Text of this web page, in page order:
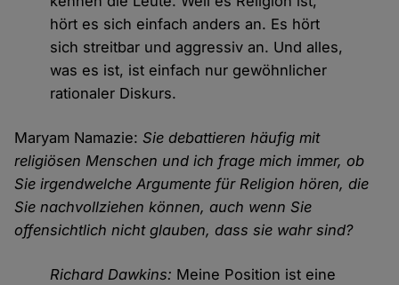
hört es sich einfach anders an. Es hört
sich streitbar und aggressiv an. Und alles,
was es ist, ist einfach nur gewöhnlicher
rationaler Diskurs.
Maryam Namazie:Sie debattieren häufig mit
religiösen Menschen und ich frage mich immer, ob
Sie irgendwelche Argumente für Religion hören, die
Sie nachvollziehen können, auch wenn Sie
offensichtlich nicht glauben, dass sie wahr sind?
Richard Dawkins: Meine Position ist eine